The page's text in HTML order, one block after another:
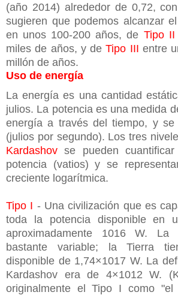
(año 2014) alrededor de 0,72,
sugieren que podemos alcanzar
en unos 100-200 años, de Tipo II
miles de años, y deTipo III entre
millón de años.
Uso de energía
La energía es una cantidad
julios. La potencia es una medida
energía a través del tiempo, y se
(julios por segundo). Los tres
Kardashov se pueden
potencia (vatios) y se
creciente logarítmica.
Tipo I - Una civilización que es
toda la potencia disponible en
aproximadamente 1016 W.
bastante variable; la Tierra
disponible de 1,74×1017 W. La
Kardashov era de 4×1012 W.
originalmente el Tipo I como "el